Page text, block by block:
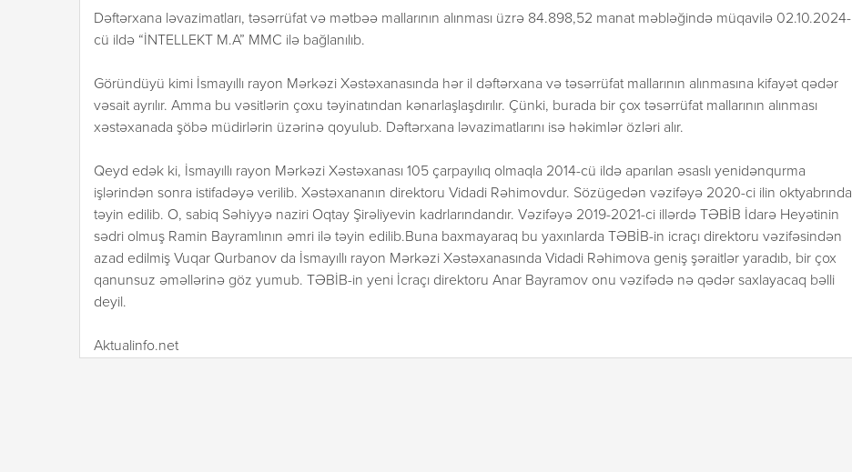
Dəftərxana ləvazimatları, təsərrüfat və mətbəə mallarının alınması üzrə 84.898,52 manat məbləğində müqavilə 02.10.2024-
cü ildə “İNTELLEKT M.A” MMC ilə bağlanılıb.
Göründüyü kimi İsmayıllı rayon Mərkəzi Xəstəxanasında hər il dəftərxana və təsərrüfat mallarının alınmasına kifayət qədər
vəsait ayrılır. Amma bu vəsitlərin çoxu təyinatından kənarlaşlaşdırılır. Çünki, burada bir çox təsərrüfat mallarının alınması
xəstəxanada şöbə müdirlərin üzərinə qoyulub. Dəftərxana ləvazimatlarını isə həkimlər özləri alır.
Qeyd edək ki, İsmayıllı rayon Mərkəzi Xəstəxanası 105 çarpayılıq olmaqla 2014-cü ildə aparılan əsaslı yenidənqurma
işlərindən sonra istifadəyə verilib. Xəstəxananın direktoru Vidadi Rəhimovdur. Sözügedən vəzifəyə 2020-ci ilin oktyabrında
təyin edilib. O, sabiq Səhiyyə naziri Oqtay Şirəliyevin kadrlarındandır. Vəzifəyə 2019-2021-ci illərdə TƏBİB İdarə Heyətinin
sədri olmuş Ramin Bayramlının əmri ilə təyin edilib.Buna baxmayaraq bu yaxınlarda TƏBİB-in icraçı direktoru vəzifəsindən
azad edilmiş Vuqar Qurbanov da İsmayıllı rayon Mərkəzi Xəstəxanasında Vidadi Rəhimova geniş şəraitlər yaradıb, bir çox
qanunsuz əməllərinə göz yumub. TƏBİB-in yeni İcraçı direktoru Anar Bayramov onu vəzifədə nə qədər saxlayacaq bəlli
deyil.
Aktualinfo.net